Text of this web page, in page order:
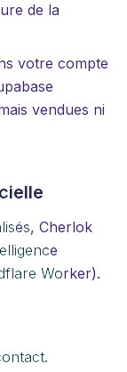
de la
votre compte
vendues ni
Cherlok
Worker).